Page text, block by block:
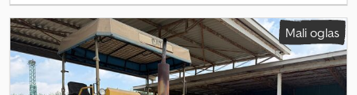
Mali oglas